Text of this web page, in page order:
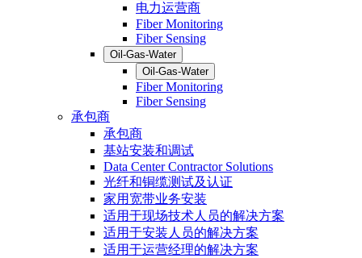
电力运营商
Fiber Monitoring
Fiber Sensing
Oil-Gas-Water
Oil-Gas-Water
Fiber Monitoring
Fiber Sensing
承包商
承包商
基站安装和调试
Data Center Contractor Solutions
光纤和铜缆测试及认证
家用宽带业务安装
适用于现场技术人员的解决方案
适用于安装人员的解决方案
适用于运营经理的解决方案